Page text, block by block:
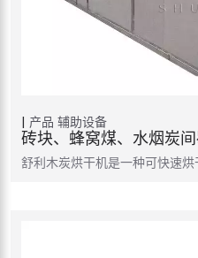
产品 辅助设备
砖块、蜂窝煤、水烟炭
舒利木炭烘干机是一种可快速